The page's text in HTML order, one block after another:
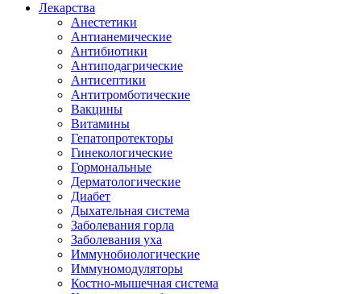
Лекарства
Анестетики
Антианемические
Антибиотики
Антиподагрические
Антисептики
Антитромботические
Вакцины
Витамины
Гепатопротекторы
Гинекологические
Гормональные
Дерматологические
Диабет
Дыхательная система
Заболевания горла
Заболевания уха
Иммунобиологические
Иммуномодуляторы
Костно-мышечная система